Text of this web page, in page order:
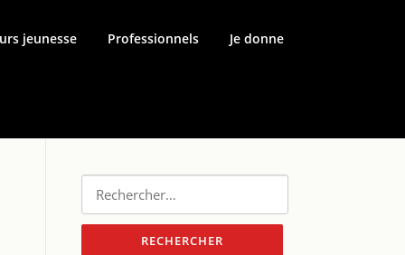
jeunesse Professionnels Je donne
Rechercher :